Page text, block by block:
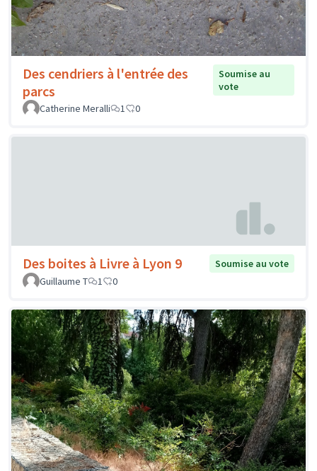
Des cendriers à l'entrée des
parcs
Soumise au
vote
Catherine Meralli
1 0
Des boites à Livre à Lyon 9
Soumise au vote
Guillaume T
1 0